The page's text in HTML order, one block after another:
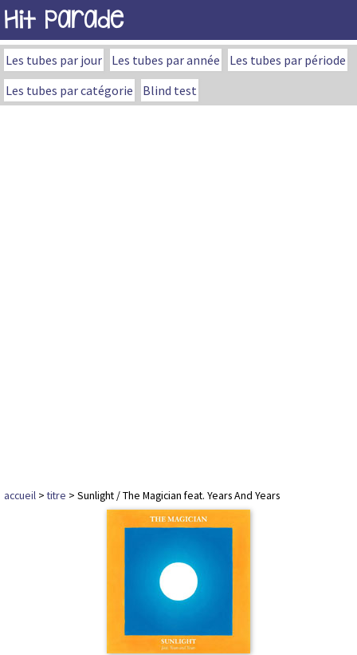
Hit Parade
Les tubes par jour Les tubes par année
Les tubes par période
Les tubes par catégorie
Blind test
accueil >titre > Sunlight / The Magician feat. Years And Years